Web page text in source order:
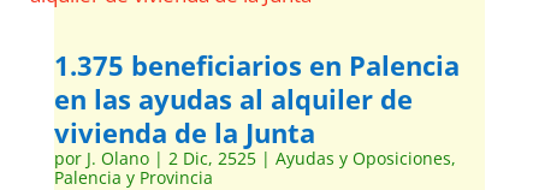
1.375 beneficiarios en Palencia
en las ayudas al alquiler de
vivienda de la Junta
por J. Olano| 2 Dic, 2525| Ayudas y Oposiciones,
Palencia y Provincia